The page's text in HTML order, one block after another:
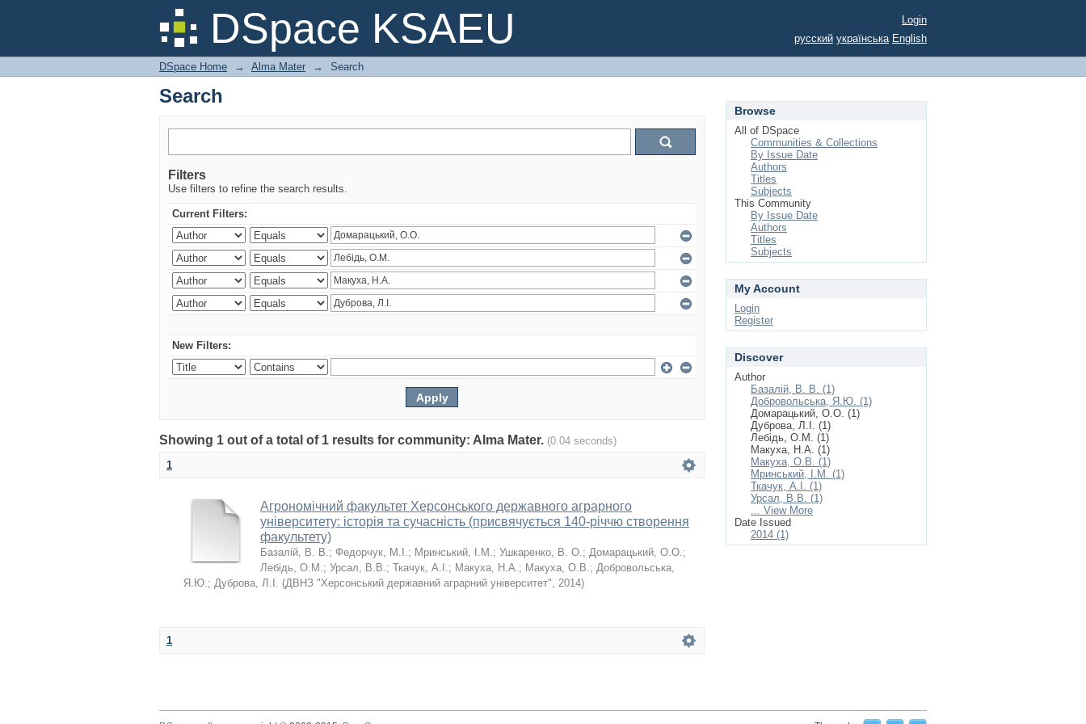
DSpace KSAEU
Search
Login
русский українська English
DSpace Home → Alma Mater → Search
Search
Filters
Use filters to refine the search results.
Current Filters:
New Filters:
Showing 1 out of a total of 1 results for community: Alma Mater. (0.04 seconds)
1
Агрономічний факультет Херсонського державного аграрного
університету: історія та сучасність (присвячується 140-річчю створення
факультету)
Базалій, В. В.; Федорчук, М.І.; Мринський, І.М.; Ушкаренко, В. О.; Домарацький, О.О.;
Лебідь, О.М.; Урсал, В.В.; Ткачук, А.І.; Макуха, Н.А.; Макуха, О.В.; Добровольська,
Я.Ю.; Дуброва, Л.І. (ДВНЗ "Херсонський державний аграрний університет", 2014)
1
Browse
All of DSpace
Communities & Collections
By Issue Date
Authors
Titles
Subjects
This Community
By Issue Date
Authors
Titles
Subjects
My Account
Login
Register
Discover
Author
Базалій, В. В. (1)
Добровольська, Я.Ю. (1)
Домарацький, О.О. (1)
Дуброва, Л.І. (1)
Лебідь, О.М. (1)
Макуха, Н.А. (1)
Макуха, О.В. (1)
Мринський, І.М. (1)
Ткачук, А.І. (1)
Урсал, В.В. (1)
... View More
Date Issued
2014 (1)